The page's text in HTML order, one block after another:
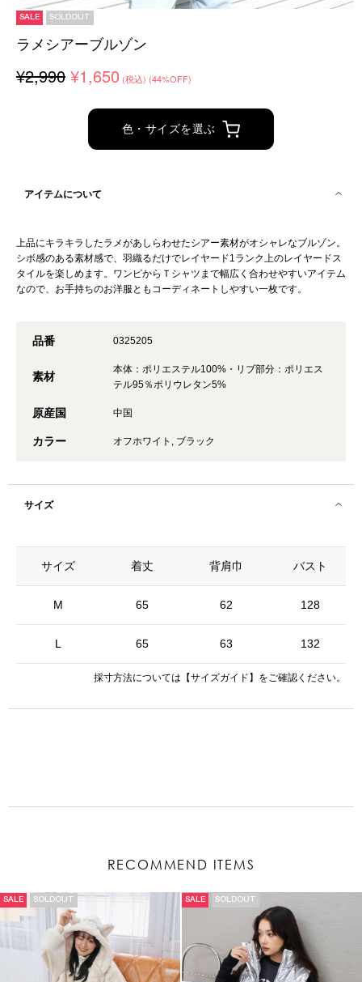
SALE SOLDOUT
ラメシアーブルゾン
¥2,990 ¥1,650 (税込) (44%OFF)
色・サイズを選ぶ
アイテムについて
上品にキラキラしたラメがあしらわせたシアー素材がオシャレなブルゾン。
シボ感のある素材感で、羽織るだけでレイヤード1ランク上のレイヤードス
タイルを楽しめます。ワンピからＴシャツまで幅広く合わせやすいアイテム
なので、お手持ちのお洋服ともコーディネートしやすい一枚です。
品番 0325205
素材
本体：ポリエステル100%・リブ部分：ポリエス
テル95％ポリウレタン5%
原産国 中国
カラー オフホワイト, ブラック
サイズ
サイズ
M
L
着丈 背肩巾 バスト
65 62 128
65 63 132
採寸方法については 【サイズガイド】 をご確認ください。
RECOMMEND ITEMS
SALE SOLDOUT SALE SOLDOUT